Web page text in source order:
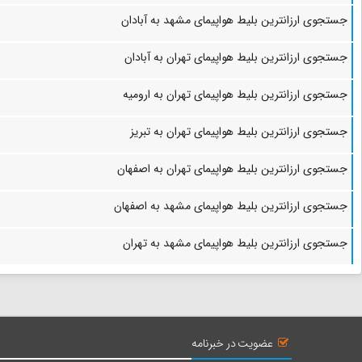
جستجوی ارزانترین بلیط هواپیمای مشهد به آبادان
جستجوی ارزانترین بلیط هواپیمای تهران به آبادان
جستجوی ارزانترین بلیط هواپیمای تهران به ارومیه
جستجوی ارزانترین بلیط هواپیمای تهران به تبریز
جستجوی ارزانترین بلیط هواپیمای تهران به اصفهان
جستجوی ارزانترین بلیط هواپیمای مشهد به اصفهان
جستجوی ارزانترین بلیط هواپیمای مشهد به تهران
عضویت در خبرنامه